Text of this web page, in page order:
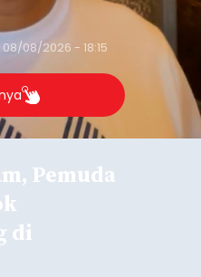
08/08/2026 - 18:15
Pemuda
di